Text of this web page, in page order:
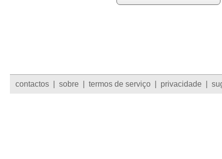
contactos sobre termos de serviço privacidade